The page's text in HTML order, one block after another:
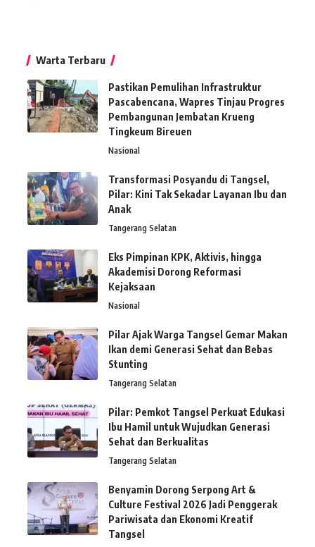
Warta Terbaru
Pastikan Pemulihan Infrastruktur
Pascabencana, Wapres Tinjau Progres
Pembangunan Jembatan Krueng
Tingkeum Bireuen
Nasional
Transformasi Posyandu di Tangsel,
Pilar: Kini Tak Sekadar Layanan Ibu dan
Anak
Tangerang Selatan
Eks Pimpinan KPK, Aktivis, hingga
Akademisi Dorong Reformasi
Kejaksaan
Nasional
Pilar Ajak Warga Tangsel Gemar Makan
Ikan demi Generasi Sehat dan Bebas
Stunting
Tangerang Selatan
Pilar: Pemkot Tangsel Perkuat Edukasi
Ibu Hamil untuk Wujudkan Generasi
Sehat dan Berkualitas
Tangerang Selatan
Benyamin Dorong Serpong Art &
Culture Festival 2026 Jadi Penggerak
Pariwisata dan Ekonomi Kreatif
Tangsel